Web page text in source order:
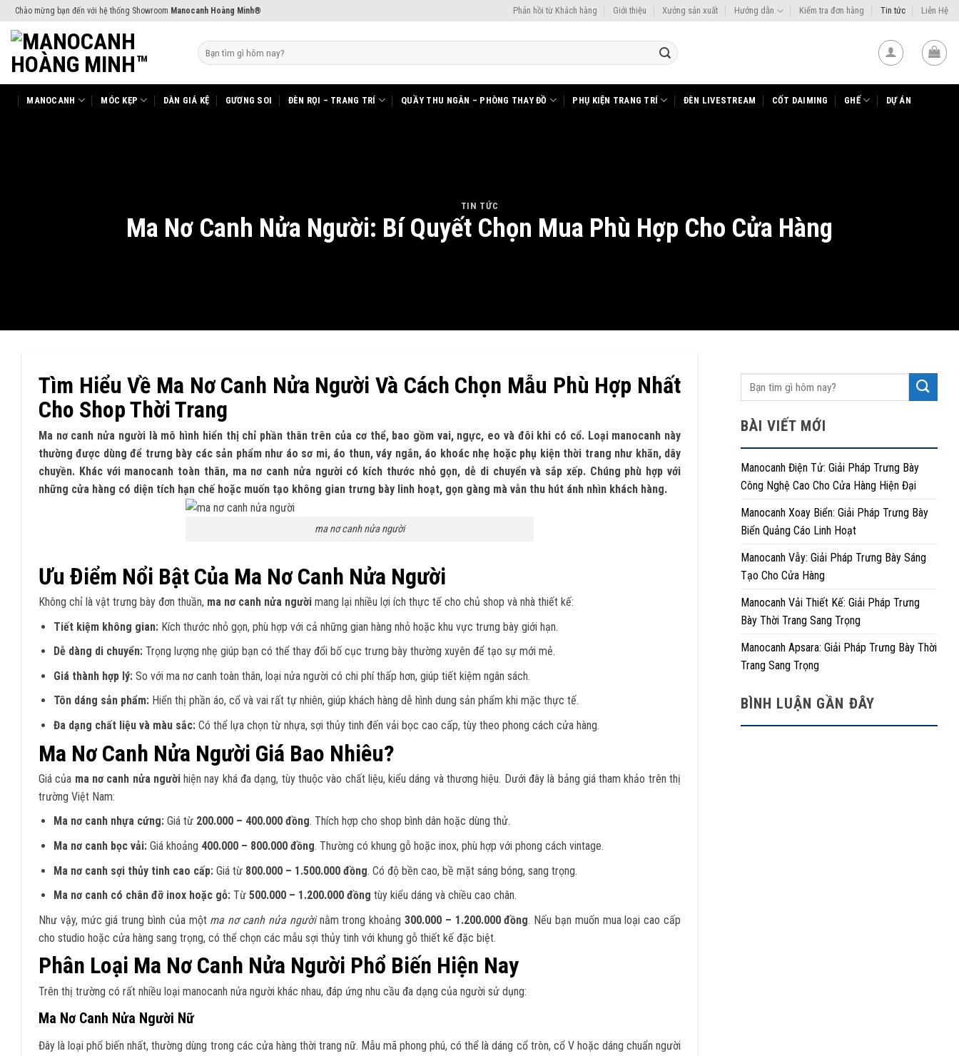
Skip
to
content
Chào mừng bạn đến với hệ thống Showroom Manocanh Hoàng Minh® Phản hồi từ Khách hàng Giới thiệu Xưởng sản xuất Hướng dẫn Kiểm tra đơn hàng Tin tức Liên Hệ
Tìm
kiếm:
MANOCANH MÓC KẸP DÀN GIÁ KỆ GƯƠNG SOI ĐÈN RỌI – TRANG TRÍ QUẦY THU NGÂN – PHÒNG THAY ĐỒ PHỤ KIỆN TRANG TRÍ ĐÈN LIVESTREAM CỐT DAIMING GHẾ DỰ ÁN
TIN TỨC
Ma Nơ Canh Nửa Người: Bí Quyết Chọn Mua Phù Hợp Cho Cửa Hàng
Tìm Hiểu Về Ma Nơ Canh Nửa Người Và Cách Chọn Mẫu Phù Hợp Nhất
Cho Shop Thời Trang
Ma nơ canh nửa người là mô hình hiển thị chỉ phần thân trên của cơ thể, bao gồm vai, ngực, eo và đôi khi có cổ. Loại manocanh này
thường được dùng để trưng bày các sản phẩm như áo sơ mi, áo thun, váy ngắn, áo khoác nhẹ hoặc phụ kiện thời trang như khăn, dây
chuyền. Khác với manocanh toàn thân, ma nơ canh nửa người có kích thước nhỏ gọn, dễ di chuyển và sắp xếp. Chúng phù hợp với
những cửa hàng có diện tích hạn chế hoặc muốn tạo không gian trưng bày linh hoạt, gọn gàng mà vẫn thu hút ánh nhìn khách hàng.
ma nơ canh nửa người
Ưu Điểm Nổi Bật Của Ma Nơ Canh Nửa Người
Không chỉ là vật trưng bày đơn thuần, ma nơ canh nửa người mang lại nhiều lợi ích thực tế cho chủ shop và nhà thiết kế:
Tiết kiệm không gian:Kích thước nhỏ gọn, phù hợp với cả những gian hàng nhỏ hoặc khu vực trưng bày giới hạn.
Dễ dàng di chuyển:Trọng lượng nhẹ giúp bạn có thể thay đổi bố cục trưng bày thường xuyên để tạo sự mới mẻ.
Giá thành hợp lý:So với ma nơ canh toàn thân, loại nửa người có chi phí thấp hơn, giúp tiết kiệm ngân sách.
Tôn dáng sản phẩm:Hiển thị phần áo, cổ và vai rất tự nhiên, giúp khách hàng dễ hình dung sản phẩm khi mặc thực tế.
Đa dạng chất liệu và màu sắc:Có thể lựa chọn từ nhựa, sợi thủy tinh đến vải bọc cao cấp, tùy theo phong cách cửa hàng.
Ma Nơ Canh Nửa Người Giá Bao Nhiêu?
Giá của ma nơ canh nửa ngườihiện nay khá đa dạng, tùy thuộc vào chất liệu, kiểu dáng và thương hiệu. Dưới đây là bảng giá tham khảo trên thị
trường Việt Nam:
Ma nơ canh nhựa cứng:Giá từ 200.000 – 400.000 đồng. Thích hợp cho shop bình dân hoặc dùng thử.
Ma nơ canh bọc vải:Giá khoảng 400.000 – 800.000 đồng. Thường có khung gỗ hoặc inox, phù hợp với phong cách vintage.
Ma nơ canh sợi thủy tinh cao cấp:Giá từ 800.000 – 1.500.000 đồng. Có độ bền cao, bề mặt sáng bóng, sang trọng.
Ma nơ canh có chân đỡ inox hoặc gỗ:Từ 500.000 – 1.200.000 đồng tùy kiểu dáng và chiều cao chân.
Như vậy, mức giá trung bình của một ma nơ canh nửa ngườinằm trong khoảng 300.000 – 1.200.000 đồng. Nếu bạn muốn mua loại cao cấp
cho studio hoặc cửa hàng sang trọng, có thể chọn các mẫu sợi thủy tinh với khung gỗ thiết kế đặc biệt.
Phân Loại Ma Nơ Canh Nửa Người Phổ Biến Hiện Nay
Trên thị trường có rất nhiều loại manocanh nửa người khác nhau, đáp ứng nhu cầu đa dạng của người sử dụng:
Ma Nơ Canh Nửa Người Nữ
Đây là loại phổ biến nhất, thường dùng trong các cửa hàng thời trang nữ. Mẫu mã phong phú, có thể là dáng cổ tròn, cổ V hoặc dáng chuẩn người
BÀI VIẾT MỚI
Manocanh Điện Tử: Giải Pháp Trưng Bày
Công Nghệ Cao Cho Cửa Hàng Hiện Đại
Manocanh Xoay Biển: Giải Pháp Trưng Bày
Biển Quảng Cáo Linh Hoạt
Manocanh Vẫy: Giải Pháp Trưng Bày Sáng
Tạo Cho Cửa Hàng
Manocanh Vải Thiết Kế: Giải Pháp Trưng
Bày Thời Trang Sang Trọng
Manocanh Apsara: Giải Pháp Trưng Bày Thời
Trang Sang Trọng
BÌNH LUẬN GẦN ĐÂY